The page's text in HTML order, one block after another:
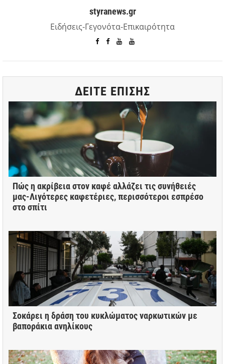
styranews.gr
Ειδήσεις-Γεγονότα-Επικαιρότητα
ΔΕΙΤΕ ΕΠΙΣΗΣ
Πώς η ακρίβεια στον καφέ αλλάζει τις συνήθειές
μας-Λιγότερες καφετέριες, περισσότεροι εσπρέσο
στο σπίτι
Σοκάρει η δράση του κυκλώματος ναρκωτικών με
βαποράκια ανηλίκους